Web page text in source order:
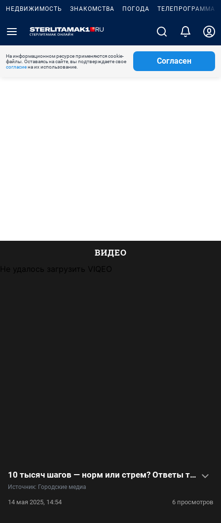
НЕДВИЖИМОСТЬ ЗНАКОМСТВА ПОГОДА ТЕЛЕПРОГРАММА
На информационном ресурсе применяются cookie-
файлы. Оставаясь на сайте, вы подтверждаете свое
согласиена их использование.
Согласен
ВИДЕО
Не удалось загрузить VIQEO
10 тысяч шагов — норм или стрем? Ответы тренера на вопросы о ЗОЖ — видео
Источник: Городские медиа
14 мая 2025, 14:54 6 просмотров